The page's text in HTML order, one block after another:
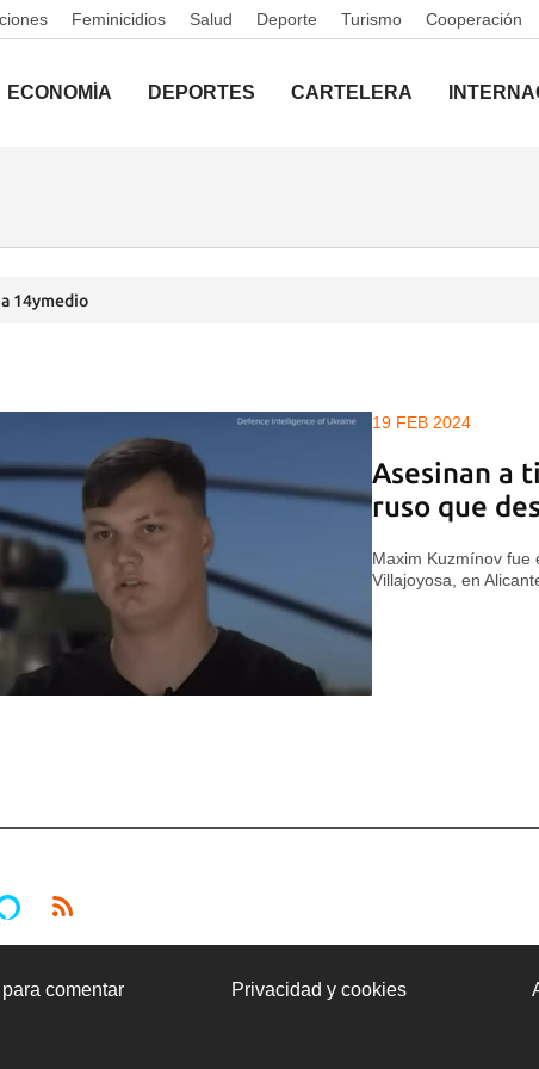
Feminicidios Salud Deporte Turismo Cooperación
ECONOMÍA DEPORTES CARTELERA
14ymedio
19 FEB 2024
Asesinan a
ruso que
Maxim Kuzmínov fue
Villajoyosa, en
comentar Privacidad y cookies